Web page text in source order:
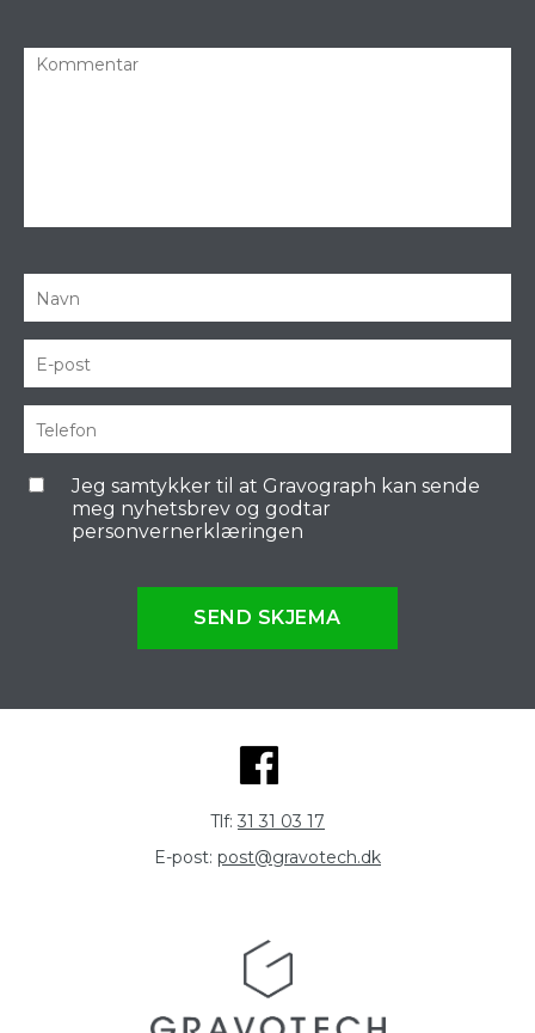
Jeg samtykker til at Gravograph kan sende
meg nyhetsbrev og godtar
personvernerklæringen
SEND SKJEMA
Tlf: 31 31 03 17
E-post: post@gravotech.dk